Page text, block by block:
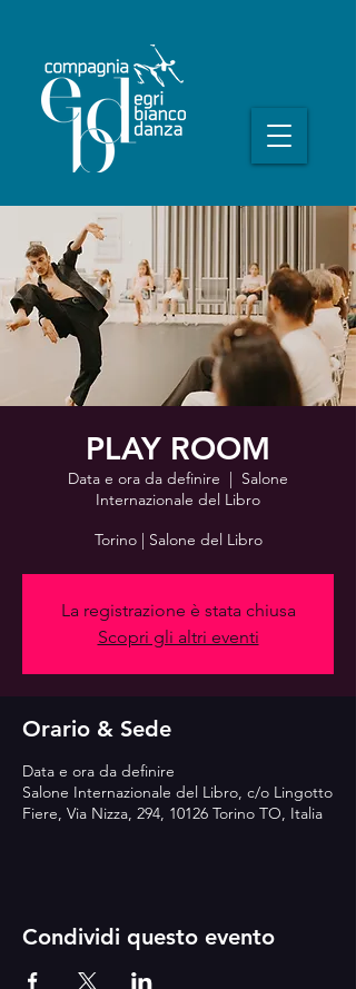
PLAY ROOM
Data e ora da definire
  |
Salone
Internazionale del Libro
Torino | Salone del Libro
La registrazione è stata chiusa
Scopri gli altri eventi
Orario & Sede
Data e ora da definire
Salone Internazionale del Libro, c/o Lingotto
Fiere, Via Nizza, 294, 10126 Torino TO, Italia
Condividi questo evento